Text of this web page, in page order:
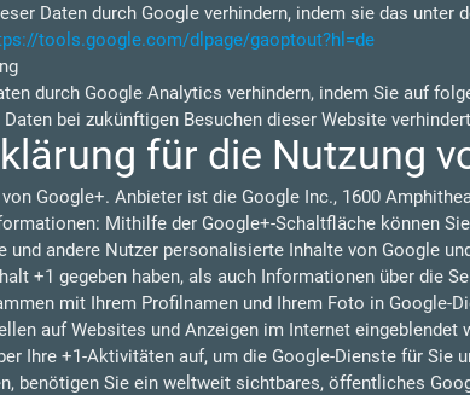
Daten durch Google verhindern, indem sie das unter
tools.google.com/dlpage/gaoptout?hl=de
durch Google Analytics verhindern, indem Sie auf
bei zukünftigen Besuchen dieser Website
für die Nutzung
Google+. Anbieter ist die Google Inc., 1600
Mithilfe der Google+-Schaltfläche können
und andere Nutzer personalisierte Inhalte von Google
+1 gegeben haben, als auch Informationen über die
mit Ihrem Profilnamen und Ihrem Foto in Google-
auf Websites und Anzeigen im Internet eingeblendet
Ihre +1-Aktivitäten auf, um die Google-Dienste für Sie
benötigen Sie ein weltweit sichtbares, öffentliches